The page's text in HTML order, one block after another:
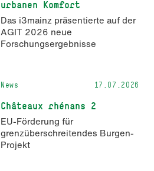
urbanen Komfort
Das i3mainz präsentierte auf der
AGIT 2026 neue
Forschungsergebnisse
News 17.07.2026
Châteaux rhénans 2
EU-Förderung für
grenzüberschreitendes Burgen-
Projekt